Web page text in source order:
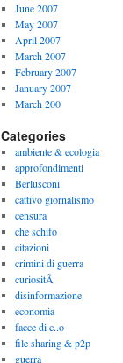
June 2007
May 2007
April 2007
March 2007
February 2007
January 2007
March 200
Categories
ambiente & ecologia
approfondimenti
Berlusconi
cattivo giornalismo
censura
che schifo
citazioni
crimini di guerra
curiositÃ
disinformazione
economia
facce di c..o
file sharing & p2p
guerra